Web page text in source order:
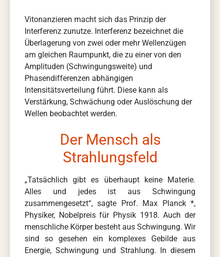
Vitonanzieren macht sich das Prinzip der
Interferenz zunutze. Interferenz bezeichnet die
Überlagerung von zwei oder mehr Wellenzügen
am gleichen Raumpunkt, die zu einer von den
Amplituden (Schwingungsweite) und
Phasendifferenzen abhängigen
Intensitätsverteilung führt. Diese kann als
Verstärkung, Schwächung oder Auslöschung der
Wellen beobachtet werden.
Der Mensch als
Strahlungsfeld
„Tatsächlich gibt es überhaupt keine Materie.
Alles und jedes ist aus Schwingung
zusammengesetzt“, sagte Prof. Max Planck *,
Physiker, Nobelpreis für Physik 1918. Auch der
menschliche Körper besteht aus Schwingung. Wir
sind so gesehen ein komplexes Gebilde aus
Energie, Schwingung und Strahlung. In diesem